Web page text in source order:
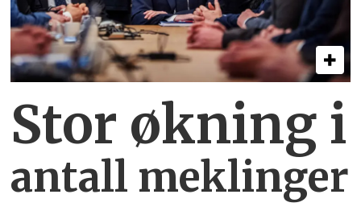
Stor økning i
antall meklinger